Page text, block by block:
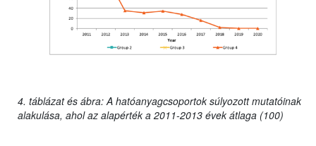
4. táblázat és ábra: A hatóanyagcsoportok súlyozott mutatóinak
alakulása, ahol az alapérték a 2011-2013 évek átlaga (100)